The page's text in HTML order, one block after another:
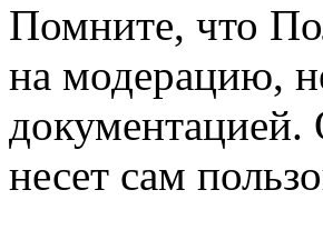
Помните, что
на модерацию,
документацией.
несет сам